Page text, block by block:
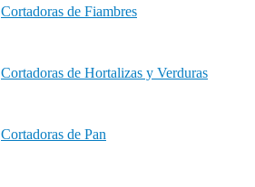
Cortadoras de Fiambres
Cortadoras de Hortalizas y Verduras
Cortadoras de Pan